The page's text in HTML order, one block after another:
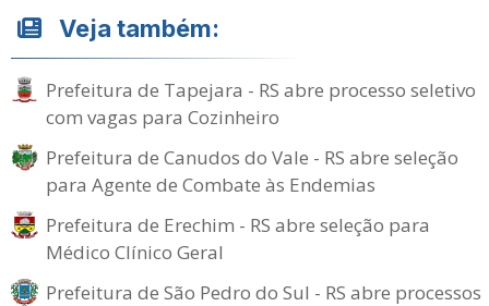
Veja também:
Prefeitura de Tapejara - RS abre processo seletivo
com vagas para Cozinheiro
Prefeitura de Canudos do Vale - RS abre seleção
para Agente de Combate às Endemias
Prefeitura de Erechim - RS abre seleção para
Médico Clínico Geral
Prefeitura de São Pedro do Sul - RS abre processos